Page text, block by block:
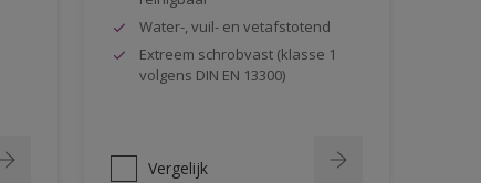
Water-, vuil- en vetafstotend
Extreem schrobvast (klasse 1
volgens DIN EN 13300)
Vergelijk